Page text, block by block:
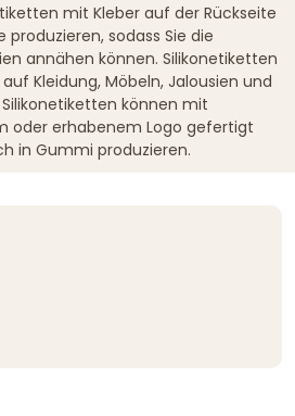
mit Kleber auf der Rückseite
sodass Sie die
annähen können. Silikonetiketten
Kleidung, Möbeln, Jalousien und
können mit
oder erhabenem Logo gefertigt
in Gummi produzieren.